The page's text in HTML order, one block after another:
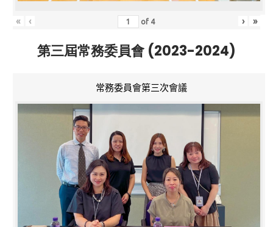
« ‹ of 4 › »
第三屆常務委員會 (2023-2024)
常務委員會第三次會議